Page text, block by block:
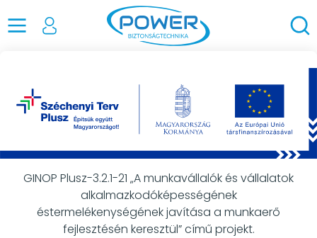
GINOP Plusz-3.2.1-21 „A munkavállalók és vállalatok
alkalmazkodóképességének
éstermelékenységének javítása a munkaerő
fejlesztésén keresztül” című projekt.